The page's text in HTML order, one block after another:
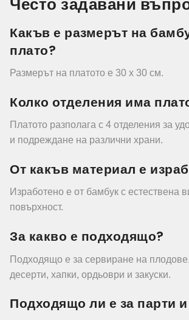
Какъв е размерът на
плато?
Размерът на платото е 30 x 30 см.
Колко отделения има
Платото разполага с 4 отделения за
и подреждане на различни храни.
От какъв материал е
Изработено е от бамбук с естествена
повърхност.
За какво е подходящо?
Подходящо е за сервиране на
десерти, хапки, ордьоври и закуски.
Подходящо ли е за парти и